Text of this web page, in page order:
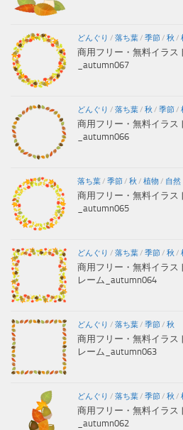
どんぐり / 落ち葉/ 季節/ 秋 /
商用フリー・無料イラス
_autumn067
どんぐり / 落ち葉/ 秋 / 季節/
商用フリー・無料イラス
_autumn066
落ち葉/ 季節/ 秋 / 植物/ 自然
商用フリー・無料イラス
_autumn065
どんぐり / 落ち葉/ 季節/ 秋 /
商用フリー・無料イラス
レーム_autumn064
どんぐり / 落ち葉/ 季節/ 秋
商用フリー・無料イラス
レーム_autumn063
どんぐり / 落ち葉/ 季節/ 秋 /
商用フリー・無料イラス
_autumn062